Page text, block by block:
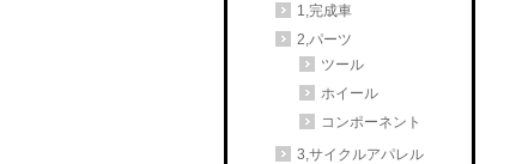
1,完成車
2,パーツ
ツール
ホイール
コンポーネント
3,サイクルアパレル